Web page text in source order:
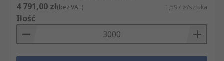
4 791,00 zł(bez VAT) 1,597 zł/sztuka
Ilość